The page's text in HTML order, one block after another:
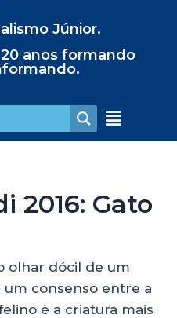
Júnior.
20 anos formando
2016: Gato
olhar dócil de um
um consenso entre a
é a criatura mais